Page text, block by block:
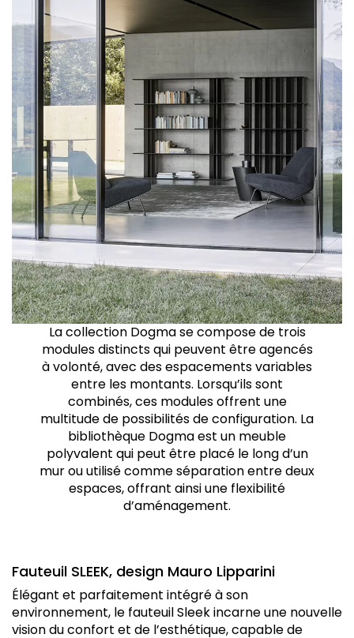
La collection Dogma se compose de trois
modules distincts qui peuvent être agencés
à volonté, avec des espacements variables
entre les montants. Lorsqu’ils sont
combinés, ces modules offrent une
multitude de possibilités de configuration. La
bibliothèque Dogma est un meuble
polyvalent qui peut être placé le long d’un
mur ou utilisé comme séparation entre deux
espaces, offrant ainsi une flexibilité
d’aménagement.
Fauteuil SLEEK, design Mauro Lipparini
Élégant et parfaitement intégré à son
environnement, le fauteuil Sleek incarne une nouvelle
vision du confort et de l’esthétique, capable de